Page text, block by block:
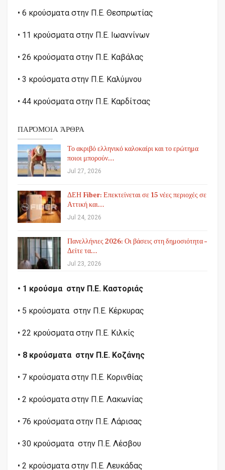
• 6 κρούσματα στην Π.Ε. Θεσπρωτίας
• 11 κρούσματα στην Π.Ε. Ιωαννίνων
• 26 κρούσματα στην Π.Ε. Καβάλας
• 3 κρούσματα στην Π.Ε. Καλύμνου
• 44 κρούσματα στην Π.Ε. Καρδίτσας
ΠΑΡΌΜΟΙΑ ΆΡΘΡΑ
Το ακριβό ελληνικό καλοκαίρι και το ερώτημα
ποιοι μπορούν…
Jul 27, 2026
ΔΕΗ Fiber: Επεκτείνεται σε 15 νέες περιοχές σε
Αττική και…
Jul 24, 2026
Πανελλήνιες 2026: Οι βάσεις στη δημοσιότητα –
Δείτε τα…
Jul 23, 2026
• 1 κρούσμα στην Π.Ε. Καστοριάς
• 5 κρούσματα στην Π.Ε. Κέρκυρας
• 22 κρούσματα στην Π.Ε. Κιλκίς
• 8 κρούσματα στην Π.Ε. Κοζάνης
• 7 κρούσματα στην Π.Ε. Κορινθίας
• 2 κρούσματα στην Π.Ε. Λακωνίας
• 76 κρούσματα στην Π.Ε. Λάρισας
• 30 κρούσματα στην Π.Ε. Λέσβου
• 2 κρούσματα στην Π.Ε. Λευκάδας